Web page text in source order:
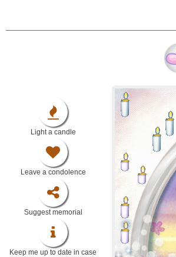
Light a candle
Leave a condolence
Suggest memorial
Keep me up to date in case